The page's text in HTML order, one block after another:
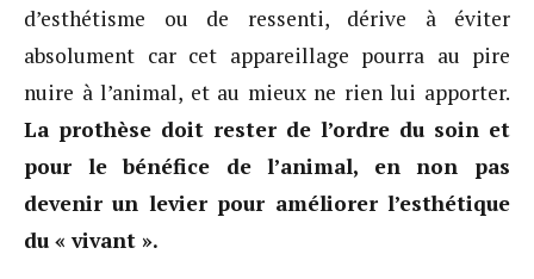
d’esthétisme ou de ressenti, dérive à éviter
absolument car cet appareillage pourra au pire
nuire à l’animal, et au mieux ne rien lui apporter.
La prothèse doit rester de l’ordre du soin et
pour le bénéfice de l’animal, en non pas
devenir un levier pour améliorer l’esthétique
du « vivant ».